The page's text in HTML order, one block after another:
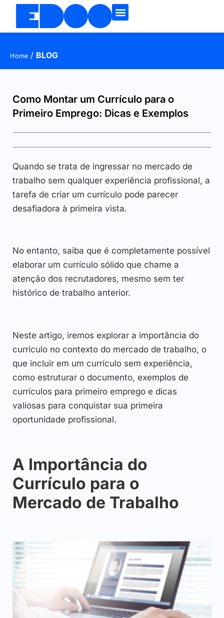
Home / BLOG
Como Montar um Currículo para o
Primeiro Emprego: Dicas e Exemplos
Quando se trata de ingressar no mercado de
trabalho sem qualquer experiência profissional, a
tarefa de criar um currículo pode parecer
desafiadora à primeira vista.
No entanto, saiba que é completamente possível
elaborar um currículo sólido que chame a
atenção dos recrutadores, mesmo sem ter
histórico de trabalho anterior.
Neste artigo, iremos explorar a importância do
currículo no contexto do mercado de trabalho, o
que incluir em um currículo sem experiência,
como estruturar o documento, exemplos de
currículos para primeiro emprego e dicas
valiosas para conquistar sua primeira
oportunidade profissional.
A Importância do
Currículo para o
Mercado de Trabalho